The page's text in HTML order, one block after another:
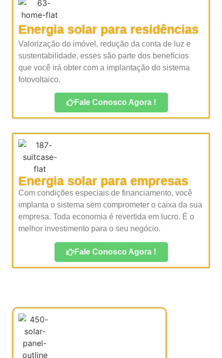
Energia solar para residências
Valorização do imóvel, redução da conta de luz e
sustentabilidade, esses são parte dos benefícios
que você irá obter com a implantação do sistema
fotovoltaico.
Fale Conosco Agora !
Energia solar para empresas
Com condições especiais de financiamento, você
implanta o sistema sem comprometer o caixa da sua
empresa. Toda economia é revertida em lucro. É o
melhor investimento para o seu negócio.
Fale Conosco Agora !